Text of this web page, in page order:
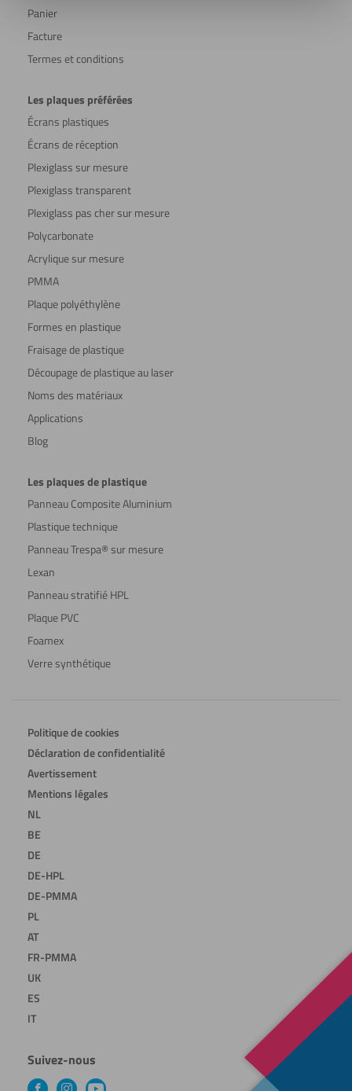
Panier
Facture
Termes et conditions
Les plaques préférées
Écrans plastiques
Écrans de réception
Plexiglass sur mesure
Plexiglass transparent
Plexiglass pas cher sur mesure
Polycarbonate
Acrylique sur mesure
PMMA
Plaque polyéthylène
Formes en plastique
Fraisage de plastique
Découpage de plastique au laser
Noms des matériaux
Applications
Blog
Les plaques de plastique
Panneau Composite Aluminium
Plastique technique
Panneau Trespa® sur mesure
Lexan
Panneau stratifié HPL
Plaque PVC
Foamex
Verre synthétique
Politique de cookies
Déclaration de confidentialité
Avertissement
Mentions légales
NL
BE
DE
DE-HPL
DE-PMMA
PL
AT
FR-PMMA
UK
ES
IT
Suivez-nous